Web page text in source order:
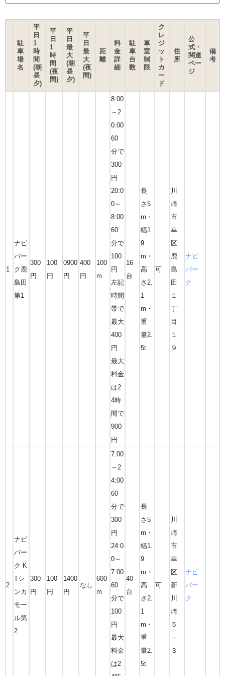
駐
車
場
名
平
日
1
時
間
(朝
昼
夕)
平
日
1
時
間
(夜
間)
平
日
最
大
(朝
昼
夕)
平
日
最
大
(夜
間)
距
離
料
金
詳
細
駐
車
台
数
車
室
制
限
ク
レ
ジ
ッ
ト
カ
ー
ド
住
所
公
式・
関連
ペー
ジ
備
考
1
ナビ
パー
ク鹿
島田
第1
300
円
100
円
0900
円
400
円
100
m
8:00
～2
0:00
60
分で
300
円
20:0
0～
8:00
60
分で
100
円
左記
時間
帯で
最大
400
円
最大
料金
は2
4時
間で
900
円
16
台
長
さ5
m・
幅1.
9
m・
高
さ2.
1
m・
重
量2.
5t
可
川
崎
市
幸
区
鹿
島
田
１
丁
目
１
９
ナビ
パー
ク
2
ナビ
パー
ク K
Tシ
ンカ
モー
ル第
2
300
円
100
円
1400
円
なし
600
m
7:00
～2
4:00
60
分で
300
円
24:0
0～
7:00
60
分で
100
円
最大
料金
は2
40
台
長
さ5
m・
幅1.
9
m・
高
さ2.
1
m・
重
量2.
5t
可
川
崎
市
幸
区
新
川
崎
５
－
３
ナビ
パー
ク